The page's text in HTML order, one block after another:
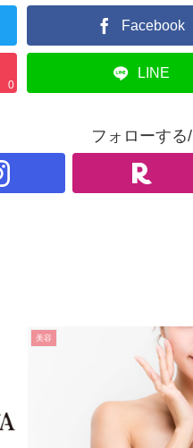
Facebook
0
LINE
フォローする/
美容